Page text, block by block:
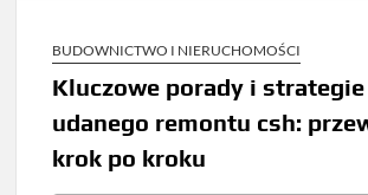
BUDOWNICTWO I NIERUCHOMOŚCI
Kluczowe porady i strategie
udanego remontu csh:
krok po kroku